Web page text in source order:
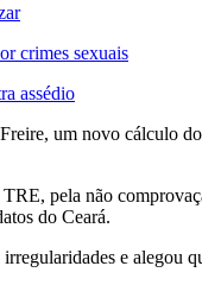
crimes sexuais
assédio
um novo cálculo
pela não
do Ceará.
e alegou